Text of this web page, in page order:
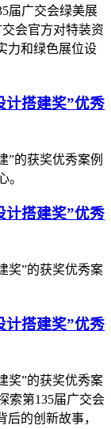
届广交会绿美展
会官方对特装资
力和绿色展位设
计搭建奖”优秀
”的获奖优秀案例
。
计搭建奖”优秀
奖”的获奖优秀案
计搭建奖”优秀
奖”的获奖优秀案
索第135届广交会
的创新故事，